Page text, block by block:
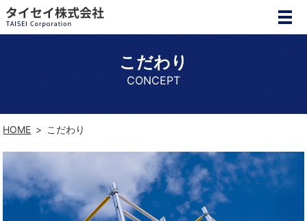
こだわり
CONCEPT
HOME こだわり